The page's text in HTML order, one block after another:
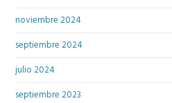
noviembre 2024
septiembre 2024
julio 2024
septiembre 2023